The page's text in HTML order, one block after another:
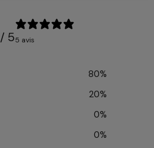
/ 55 avis
80%
20%
0%
0%